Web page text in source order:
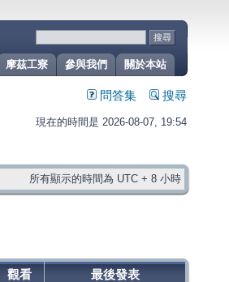
關於本站
參與我們
摩茲工寮
問答集 搜尋
現在的時間是 2026-08-07, 19:54
所有顯示的時間為 UTC + 8 小時
觀看 最後發表